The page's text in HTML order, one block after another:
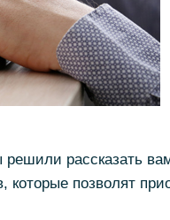
рассказать
которые позволят